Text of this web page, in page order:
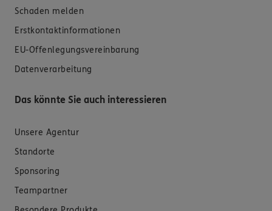
Schaden melden
Erstkontaktinformationen
EU-Offenlegungsvereinbarung
Datenverarbeitung
Das könnte Sie auch interessieren
Unsere Agentur
Standorte
Sponsoring
Teampartner